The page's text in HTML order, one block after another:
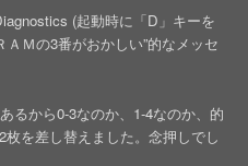
(起動時に「D」キーを
Ｍの3番がおかしい”的なメッセ
るから0-3なのか、1-4なのか、的
を差し替えました。念押しでし